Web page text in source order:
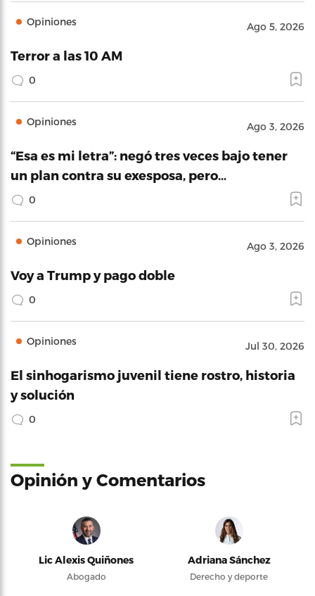
Opiniones Ago 5, 2026
Terror a las 10 AM
0
Opiniones Ago 3, 2026
“Esa es mi letra”: negó tres veces bajo tener
un plan contra su exesposa, pero…
0
Opiniones Ago 3, 2026
Voy a Trump y pago doble
0
Opiniones Jul 30, 2026
El sinhogarismo juvenil tiene rostro, historia
y solución
0
Opinión y Comentarios
Lic Alexis Quiñones
Abogado
Adriana Sánchez
Derecho y deporte